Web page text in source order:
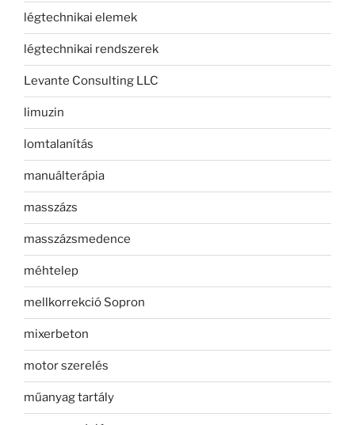
légtechnikai elemek
légtechnikai rendszerek
Levante Consulting LLC
limuzin
lomtalanítás
manuálterápia
masszázs
masszázsmedence
méhtelep
mellkorrekció Sopron
mixerbeton
motor szerelés
műanyag tartály